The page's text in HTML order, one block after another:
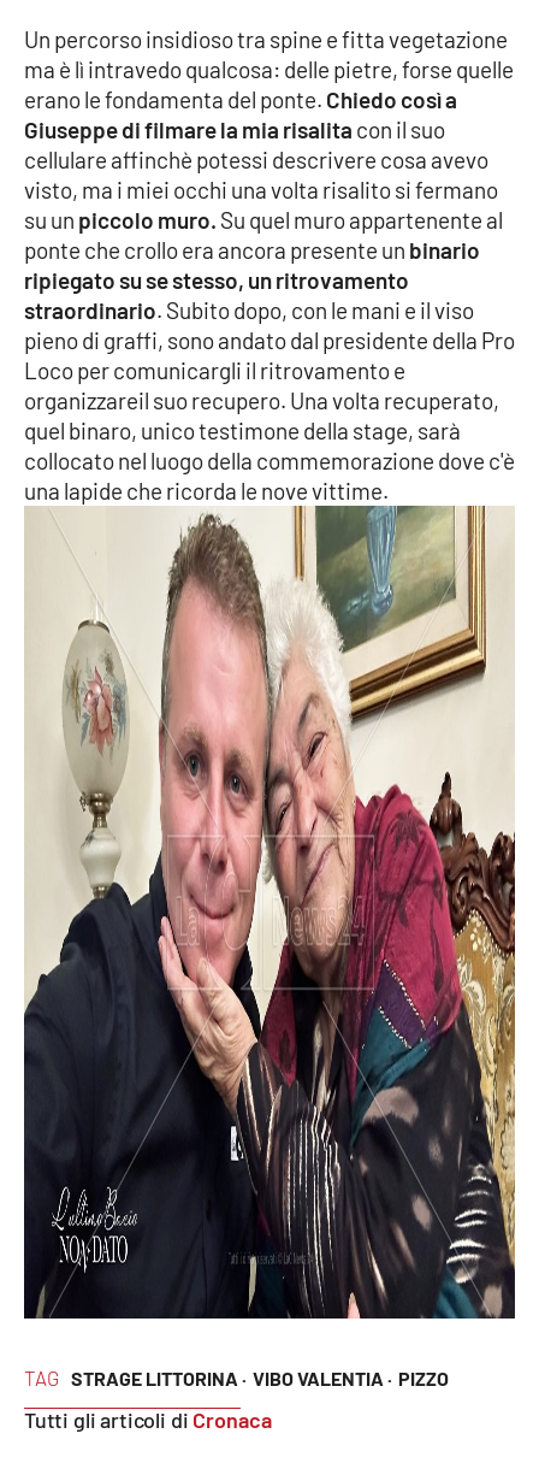
TAG STRAGE LITTORINA · VIBO VALENTIA · PIZZO
Tutti gli articoli di Cronaca
Un percorso insidioso tra spine e fitta vegetazione
ma è lì intravedo qualcosa: delle pietre, forse quelle
erano le fondamenta del ponte. Chiedo così a
Giuseppe di filmare la mia risalita con il suo
cellulare affinchè potessi descrivere cosa avevo
visto, ma i miei occhi una volta risalito si fermano
su un piccolo muro. Su quel muro appartenente al
ponte che crollo era ancora presente un binario
ripiegato su se stesso, un ritrovamento
straordinario. Subito dopo, con le mani e il viso
pieno di graffi, sono andato dal presidente della Pro
Loco per comunicargli il ritrovamento e
organizzareil suo recupero. Una volta recuperato,
quel binaro, unico testimone della stage, sarà
collocato nel luogo della commemorazione dove c'è
una lapide che ricorda le nove vittime.